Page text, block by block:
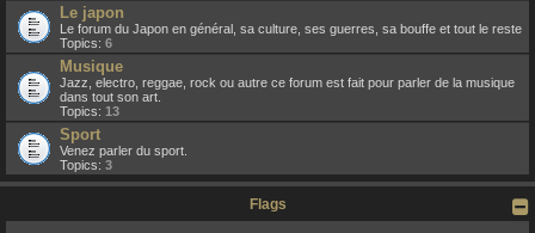
Le japon
Le forum du Japon en général, sa culture, ses guerres, sa bouffe et tout le reste
Topics: 6
Musique
Jazz, electro, reggae, rock ou autre ce forum est fait pour parler de la musique
dans tout son art.
Topics: 13
Sport
Venez parler du sport.
Topics: 3
Flags